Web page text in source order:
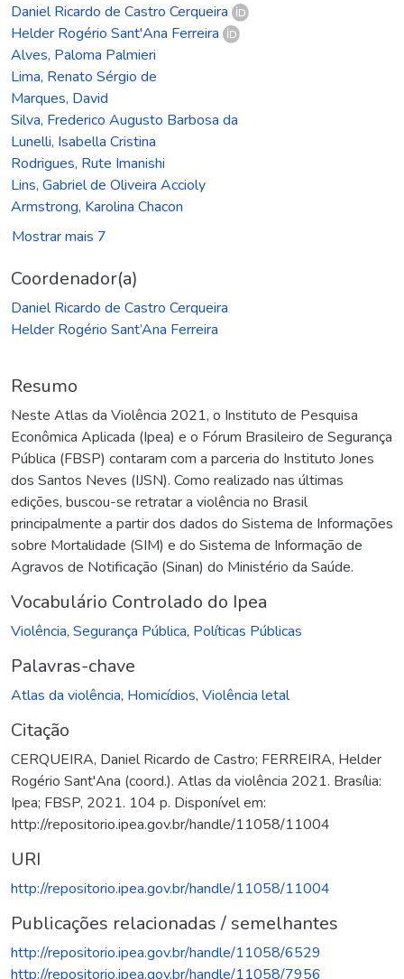
Daniel Ricardo de Castro Cerqueira
Helder Rogério Sant'Ana Ferreira
Alves, Paloma Palmieri
Lima, Renato Sérgio de
Marques, David
Silva, Frederico Augusto Barbosa da
Lunelli, Isabella Cristina
Rodrigues, Rute Imanishi
Lins, Gabriel de Oliveira Accioly
Armstrong, Karolina Chacon
Mostrar mais 7
Coordenador(a)
Daniel Ricardo de Castro Cerqueira
Helder Rogério Sant’Ana Ferreira
Resumo
Neste Atlas da Violência 2021, o Instituto de Pesquisa
Econômica Aplicada (Ipea) e o Fórum Brasileiro de Segurança
Pública (FBSP) contaram com a parceria do Instituto Jones
dos Santos Neves (IJSN). Como realizado nas últimas
edições, buscou-se retratar a violência no Brasil
principalmente a partir dos dados do Sistema de Informações
sobre Mortalidade (SIM) e do Sistema de Informação de
Agravos de Notificação (Sinan) do Ministério da Saúde.
Vocabulário Controlado do Ipea
Violência, Segurança Pública, Políticas Públicas
Palavras-chave
Atlas da violência, Homicídios, Violência letal
Citação
CERQUEIRA, Daniel Ricardo de Castro; FERREIRA, Helder
Rogério Sant'Ana (coord.). Atlas da violência 2021. Brasília:
Ipea; FBSP, 2021. 104 p. Disponível em:
http://repositorio.ipea.gov.br/handle/11058/11004
URI
http://repositorio.ipea.gov.br/handle/11058/11004
Publicações relacionadas / semelhantes
http://repositorio.ipea.gov.br/handle/11058/6529
http://repositorio.ipea.gov.br/handle/11058/7956